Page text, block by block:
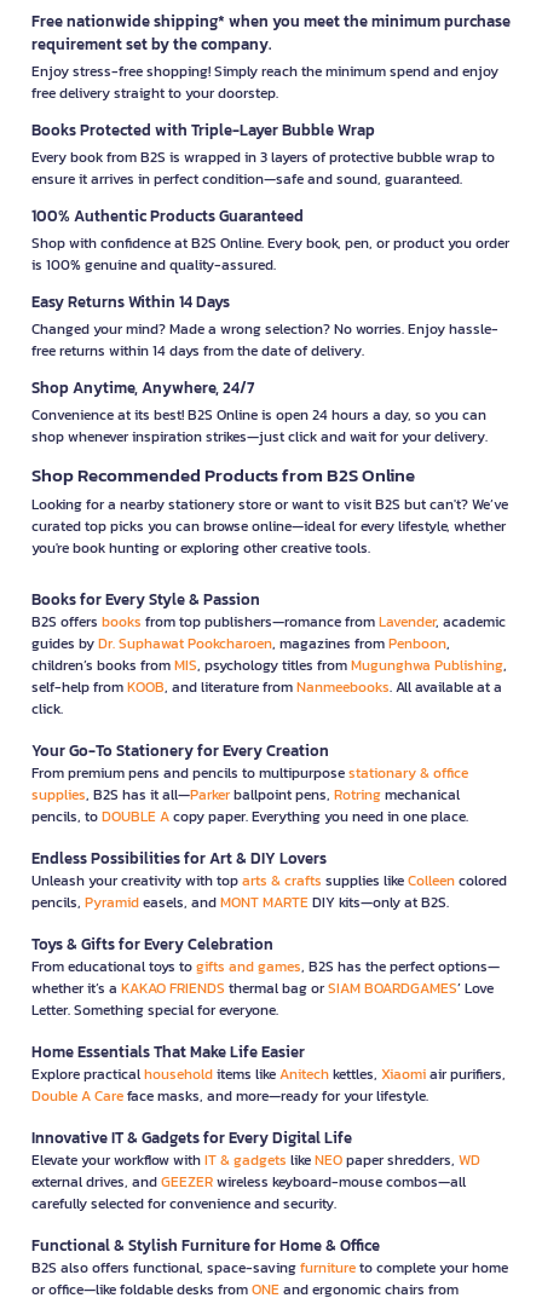
Free nationwide shipping* when you meet the minimum purchase
requirement set by the company.
Enjoy stress-free shopping! Simply reach the minimum spend and enjoy
free delivery straight to your doorstep.
Books Protected with Triple-Layer Bubble Wrap
Every book from B2S is wrapped in 3 layers of protective bubble wrap to
ensure it arrives in perfect condition—safe and sound, guaranteed.
100% Authentic Products Guaranteed
Shop with confidence at B2S Online. Every book, pen, or product you order
is 100% genuine and quality-assured.
Easy Returns Within 14 Days
Changed your mind? Made a wrong selection? No worries. Enjoy hassle-
free returns within 14 days from the date of delivery.
Shop Anytime, Anywhere, 24/7
Convenience at its best! B2S Online is open 24 hours a day, so you can
shop whenever inspiration strikes—just click and wait for your delivery.
Shop Recommended Products from B2S Online
Looking for a nearby stationery store or want to visit B2S but can't? We’ve
curated top picks you can browse online—ideal for every lifestyle, whether
you're book hunting or exploring other creative tools.
Books for Every Style & Passion
B2S offers books from top publishers—romance fromLavender, academic
guides byDr. Suphawat Pookcharoen, magazines fromPenboon,
children’s books fromMIS, psychology titles fromMugunghwa Publishing,
self-help fromKOOB, and literature fromNanmeebooks. All available at a
click.
Your Go-To Stationery for Every Creation
From premium pens and pencils to multipurposestationary & office
supplies, B2S has it all—Parkerballpoint pens, Rotringmechanical
pencils, toDOUBLE Acopy paper. Everything you need in one place.
Endless Possibilities for Art & DIY Lovers
Unleash your creativity with toparts & crafts supplies likeColleencolored
pencils, Pyramideasels, andMONT MARTEDIY kits—only at B2S.
Toys & Gifts for Every Celebration
From educational toys togifts and games, B2S has the perfect options—
whether it’s a KAKAO FRIENDS thermal bag orSIAM BOARDGAMES’ Love
Letter. Something special for everyone.
Home Essentials That Make Life Easier
Explore practicalhouseholditems likeAnitechkettles, Xiaomiair purifiers,
Double A Careface masks, and more—ready for your lifestyle.
Innovative IT & Gadgets for Every Digital Life
Elevate your workflow withIT & gadgets likeNEOpaper shredders, WD
external drives, andGEEZERwireless keyboard-mouse combos—all
carefully selected for convenience and security.
Functional & Stylish Furniture for Home & Office
B2S also offers functional, space-savingfurnitureto complete your home
or office—like foldable desks fromONEand ergonomic chairs from